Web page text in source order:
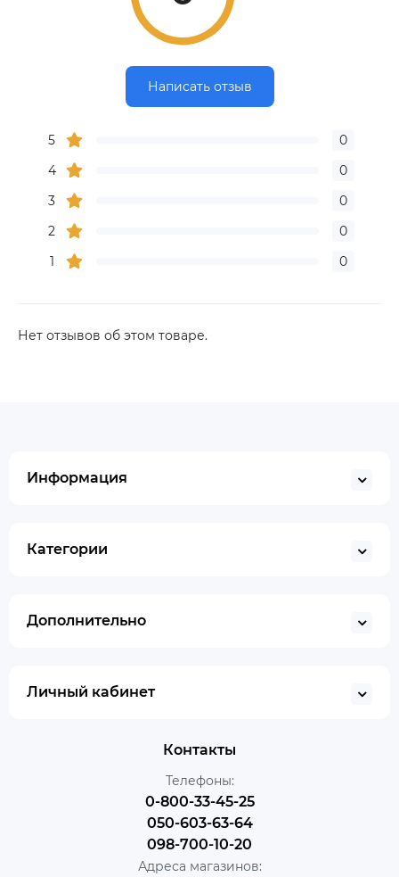
Написать отзыв
5
0
4
0
3
0
2
0
1
0
Нет отзывов об этом товаре.
Информация
Категории
Дополнительно
Личный кабинет
Контакты
Телефоны:
0-800-33-45-25
050-603-63-64
098-700-10-20
Адреса магазинов: